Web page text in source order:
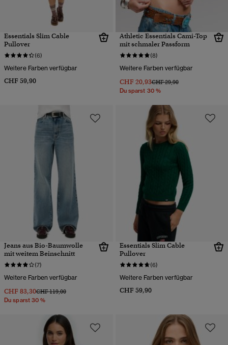
Essentials Slim Cable
Pullover
(6)
Weitere Farben verfügbar
CHF 59,90
Athletic Essentials Cami-Top
mit schmaler Passform
(8)
Weitere Farben verfügbar
CHF 20,93Preis wurde reduziert von
CHF 29,90bis
Du sparst 30 %
Jeans aus Bio-Baumwolle
mit weitem Beinschnitt
(7)
Weitere Farben verfügbar
CHF 83,30Preis wurde reduziert von
CHF 119,00bis
Du sparst 30 %
Essentials Slim Cable
Pullover
(6)
Weitere Farben verfügbar
CHF 59,90